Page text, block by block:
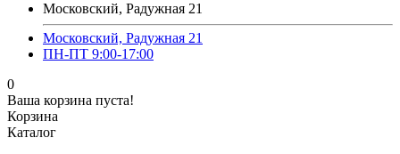
Московский, Радужная 21
Московский, Радужная 21
ПН-ПТ 9:00-17:00
0
Ваша корзина пуста!
Корзина
Каталог